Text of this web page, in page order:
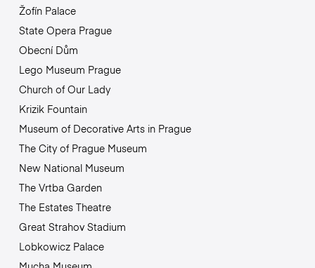
Žofín Palace
State Opera Prague
Obecní Dům
Lego Museum Prague
Church of Our Lady
Krizik Fountain
Museum of Decorative Arts in Prague
The City of Prague Museum
New National Museum
The Vrtba Garden
The Estates Theatre
Great Strahov Stadium
Lobkowicz Palace